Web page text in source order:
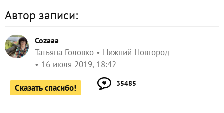
Автор записи:
Cozaaa
Татьяна Головко
Нижний Новгород
16 июля 2019, 18:42
Сказать спасибо! 35485